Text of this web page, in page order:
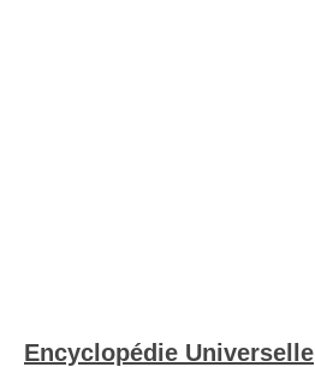
Encyclopédie Universelle